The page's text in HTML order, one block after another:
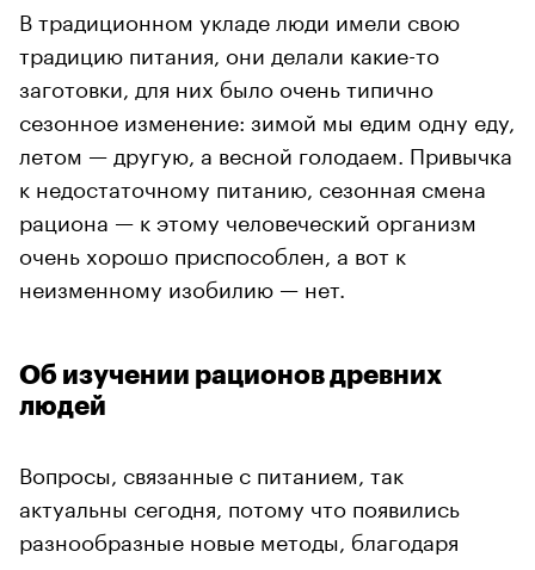
В традиционном укладе люди имели свою
традицию питания, они делали какие-то
заготовки, для них было очень типично
сезонное изменение: зимой мы едим одну еду,
летом — другую, а весной голодаем. Привычка
к недостаточному питанию, сезонная смена
рациона — к этому человеческий организм
очень хорошо приспособлен, а вот к
неизменному изобилию — нет.
Об изучении рационов древних
людей
Вопросы, связанные с питанием, так
актуальны сегодня, потому что появились
разнообразные новые методы, благодаря